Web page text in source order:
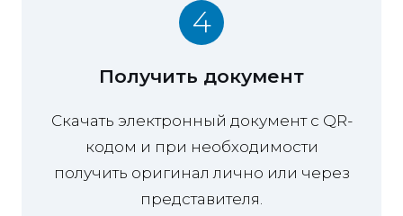
4
Получить документ
Скачать электронный документ с QR-
кодом и при необходимости
получить оригинал лично или через
представителя.